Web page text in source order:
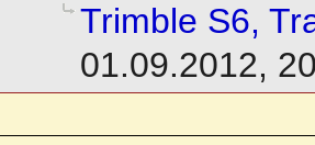
Trimble S6,
01.09.2012,